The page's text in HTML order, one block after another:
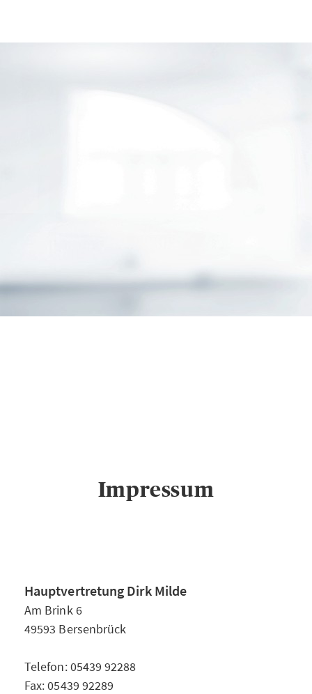
Impressum
Hauptvertretung Dirk Milde
Am Brink 6
49593 Bersenbrück
Telefon: 05439 92288
Fax: 05439 92289